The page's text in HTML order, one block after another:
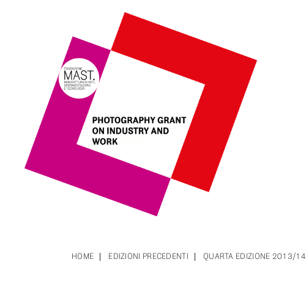
HOME EDIZIONI PRECEDENTI QUARTA EDIZIONE 2013/14